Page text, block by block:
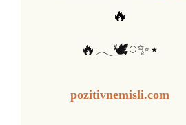
🔥
🔥𓂃🕊️𓏸✨⋆
pozitivnemisli.com